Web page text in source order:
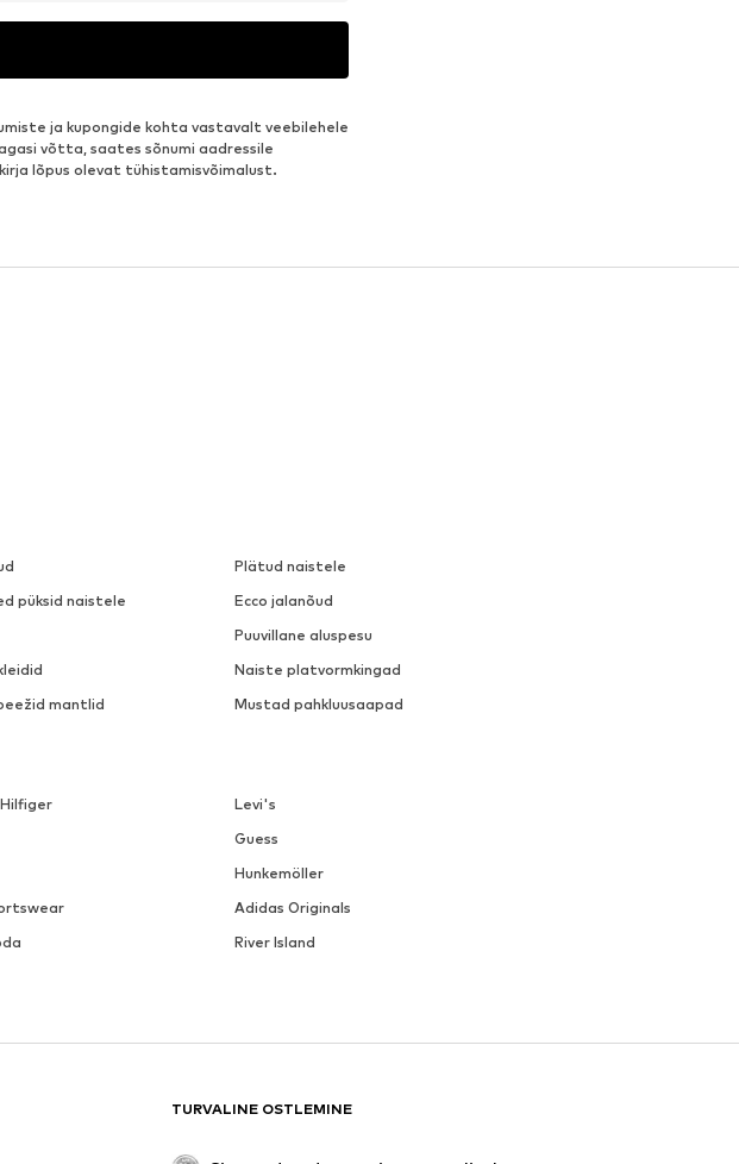
ja kupongide kohta vastavalt veebilehele
võtta, saates sõnumi aadressile
lõpus olevat tühistamisvõimalust.
Plätud naistele
püksid naistele
Ecco jalanõud
Puuvillane aluspesu
Naiste platvormkingad
mantlid Mustad pahkluusaapad
Levi's
Guess
Hunkemöller
Adidas Originals
River Island
TURVALINE OSTLEMINE